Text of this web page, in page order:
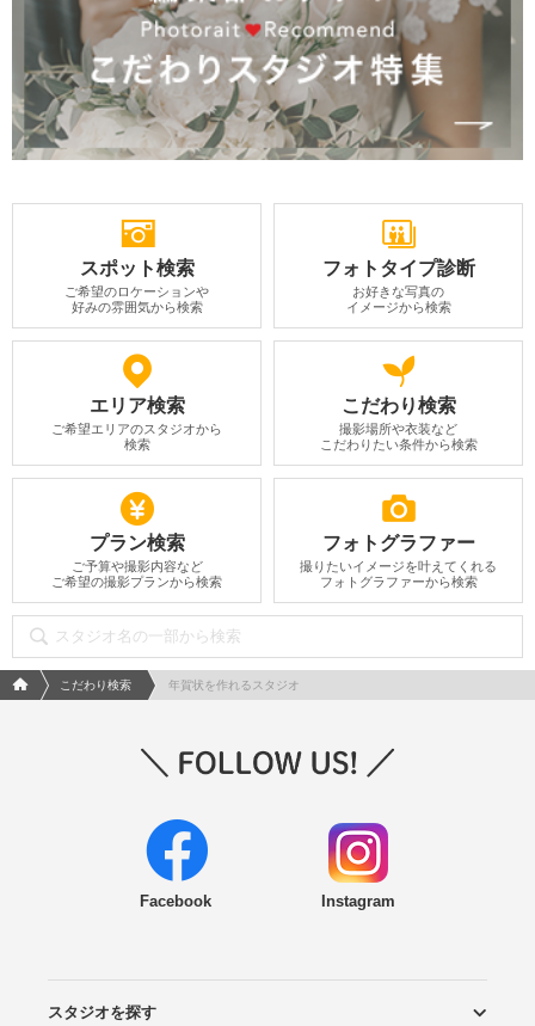
スポット検索
ご希望のロケーションや
好みの雰囲気から検索
フォトタイプ診断
お好きな写真の
イメージから検索
エリア検索
ご希望エリアのスタジオから
検索
こだわり検索
撮影場所や衣装など
こだわりたい条件から検索
プラン検索
ご予算や撮影内容など
ご希望の撮影プランから検索
フォトグラファー
撮りたいイメージを叶えてくれる
フォトグラファーから検索
フォトウエディング/結婚写真のPhotorait ホーム
こだわり検索 年賀状を作れるスタジオ
Facebook Instagram
スタジオを探す